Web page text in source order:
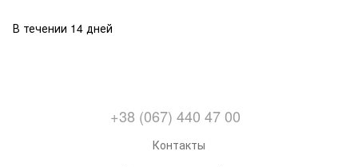
В течении 14 дней
+38 (067) 440 47 00
Контакты